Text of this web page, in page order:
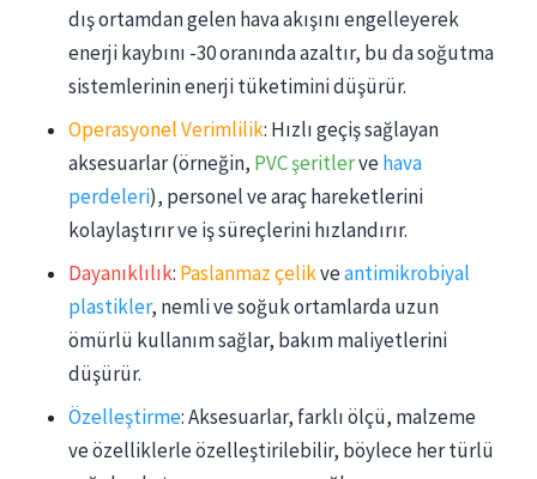
dış ortamdan gelen hava akışını engelleyerek
enerji kaybını -30 oranında azaltır, bu da soğutma
sistemlerinin enerji tüketimini düşürür.
Operasyonel Verimlilik: Hızlı geçiş sağlayan
aksesuarlar (örneğin, PVC şeritlervehava
perdeleri), personel ve araç hareketlerini
kolaylaştırır ve iş süreçlerini hızlandırır.
Dayanıklılık: Paslanmaz çelikveantimikrobiyal
plastikler, nemli ve soğuk ortamlarda uzun
ömürlü kullanım sağlar, bakım maliyetlerini
düşürür.
Özelleştirme: Aksesuarlar, farklı ölçü, malzeme
ve özelliklerle özelleştirilebilir, böylece her türlü